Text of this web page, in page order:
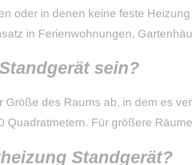
oder in denen keine feste
in Ferienwohnungen,
sein?
des Raums ab, in dem es
Für größere
Standgerät?